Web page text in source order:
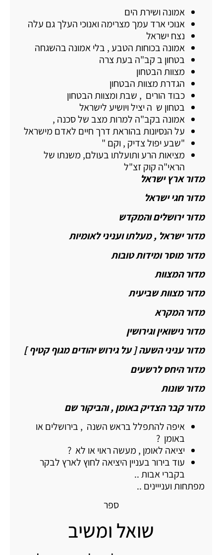
אמונה ושירת הים
אנוכי ארד עמך מצרימה ואנוכי העלך גם עלה
נצח ישראל
אמונה בכוחות הטבע , בלי אמונה בהשגחה
בטחון ב קב"ה בעת צרה
מצוות הבטחון
הגדרת מצוות הבטחון
כבוד הורים , שבת ומצוות הבטחון
בטחון ש ה יציל ויושיע לישראל
אמונה בקב"ה למרות מצב של סכנה ,
על הנסיונות בהוראת דרך חיים לאדם מישראל
"שבע יפול צדיק , וקם "
מציאות הרע ותועלתו בעולם, משנתו של
הראי"ה קוק זצ"ל
מדור ארץ ישראל
מדור חגי ישראל
מדור ירושלים והמקדש
מדור ישראל , מעלתו ועניני לאומיות
מדור מוסר ומידות טובות
מדור המצוות
מדור מצוות שביעית
מדור המקרא
מדור נישואין וגירושין
מדור עניני השעה [ על גירוש יהודים מגוף קטיף ]
מדור היחס לרשעים
מדור שונות
מדור קבר הצדיק באומן , והביקור שם
איפה להתפלל בראש השנה , בירושלים או
באומן ?
יציאה לאומן , מעשה ראוי או לא ?
עוד בירור בעניין היציאה לחוץ לארץ לבקר
בקברי אבות ..
מפתחות וענייינים ..
ספר
שואל ומשיב